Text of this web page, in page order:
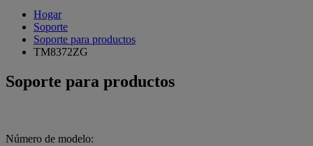
Hogar
Soporte
Soporte para productos
TM8372ZG
Soporte para productos
Número de modelo: